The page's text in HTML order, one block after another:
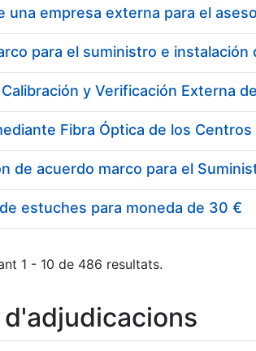
para el suministro e
estuches para moneda de 30 €
1 - 10 de 486 resultats.